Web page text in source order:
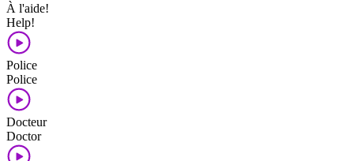
À l'aide!
Help!
Police
Police
Docteur
Doctor